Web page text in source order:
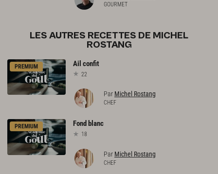
GOURMET
LES AUTRES RECETTES DE MICHEL
ROSTANG
PREMIUM Ail confit
22
Par Michel Rostang
CHEF
PREMIUM Fond blanc
18
Par Michel Rostang
CHEF